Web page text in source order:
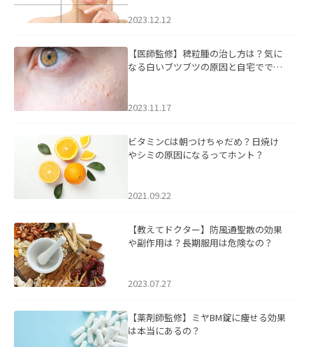
2023.12.12
【医師監修】稗粒腫の治し方は？気に
なる白いブツブツの原因と自宅ででき
2023.11.17
ビタミンCは朝つけちゃだめ？日焼け
やシミの原因になるってホント？
2021.09.22
【教えてドクター】防風通聖散の効果
や副作用は？長期服用は危険なの？
2023.07.27
【薬剤師監修】ミヤBM錠に痩せる効果
は本当にあるの？